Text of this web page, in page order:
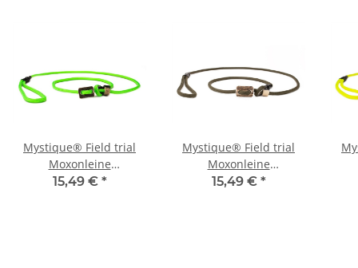
Mystique® Field trial
Moxonleine
Retrieverleine 6mm
15,49 € *
Mystique® Field trial
Moxonleine
Retrieverleine 6mm
15,49 € *